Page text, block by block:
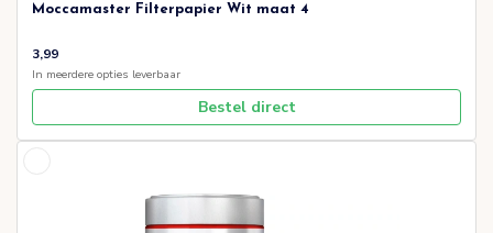
Moccamaster Filterpapier Wit maat 4
3,99
In meerdere opties leverbaar
Bestel direct